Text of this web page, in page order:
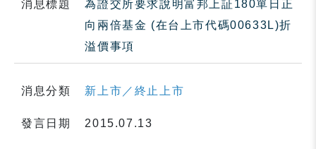
消息標題
為證交所要求說明富邦上証180單日正
向兩倍基金 (在台上市代碼00633L)折
溢價事項
消息分類 新上市／終止上市
發言日期 2015.07.13